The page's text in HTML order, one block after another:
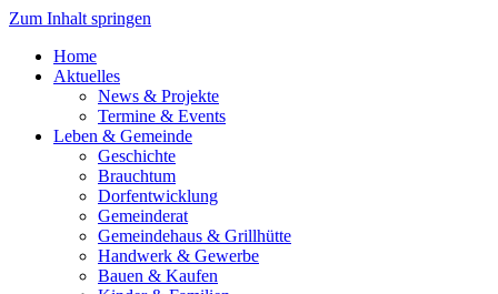
Zum Inhalt springen
Home
Aktuelles
News & Projekte
Termine & Events
Leben & Gemeinde
Geschichte
Brauchtum
Dorfentwicklung
Gemeinderat
Gemeindehaus & Grillhütte
Handwerk & Gewerbe
Bauen & Kaufen